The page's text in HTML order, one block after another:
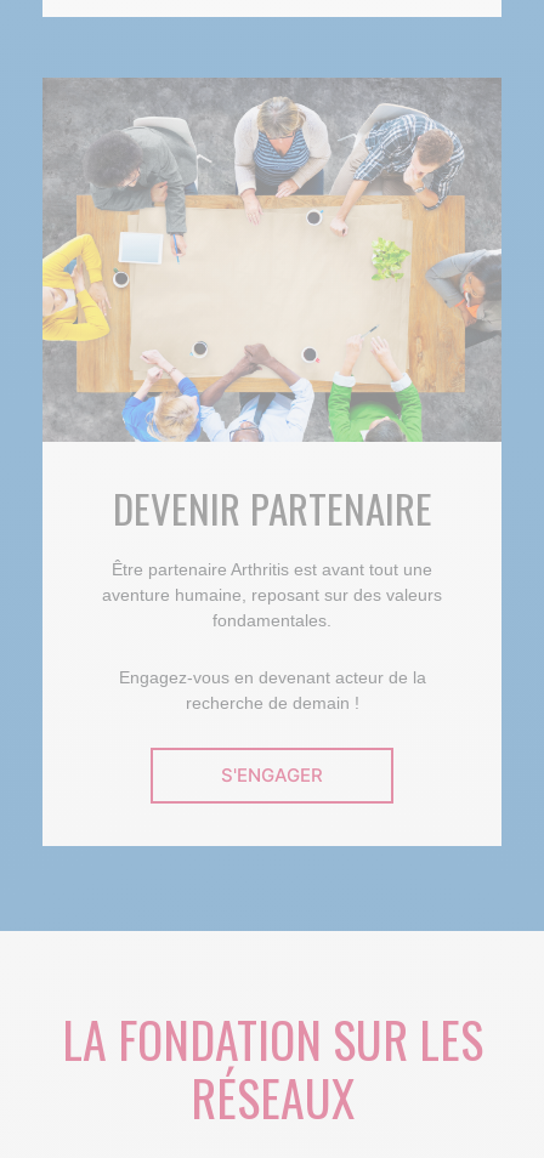
DEVENIR PARTENAIRE
Être partenaire Arthritis est avant tout une
aventure humaine, reposant sur des valeurs
fondamentales.
Engagez-vous en devenant acteur de la
recherche de demain !
S'ENGAGER
LA FONDATION SUR LES
RÉSEAUX